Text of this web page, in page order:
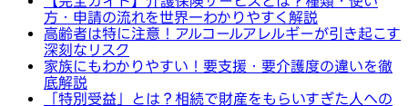
方・申請の流れを世界一わかりやすく解説
高齢者は特に注意！アルコールアレルギーが引き起こす
深刻なリスク
家族にもわかりやすい！要支援・要介護度の違いを徹
底解説
「特別受益」とは？相続で財産をもらいすぎた人への